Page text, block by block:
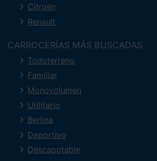
Citroën
Renault
CARROCERÍAS MÁS BUSCADAS
Todoterreno
Familiar
Monovolumen
Utilitario
Berlina
Deportivo
Descapotable